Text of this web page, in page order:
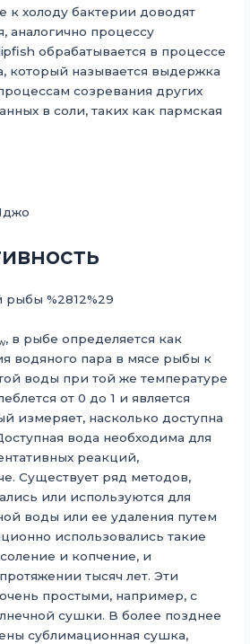
к холоду бактерии доводят
аналогично процессу
обрабатывается в процессе
который называется выдержка
созревания других
в соли, таких как пармская
, в рыбе определяется как
водяного пара в мясе рыбы к
воды при той же температуре
от 0 до 1 и является
измеряет, насколько доступна
вода необходима для
реакций,
Существует ряд методов,
или используются для
воды или ее удаления путем
использовались такие
и копчение, и
тысяч лет. Эти
простыми, например, с
сушки. В более позднее
сублимационная сушка,